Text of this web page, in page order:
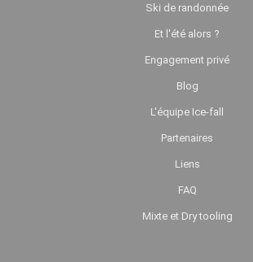
Ski de randonnée
Et l'été alors ?
Engagement privé
Blog
L'équipe Ice-fall
Partenaires
Liens
FAQ
Mixte et Dry tooling